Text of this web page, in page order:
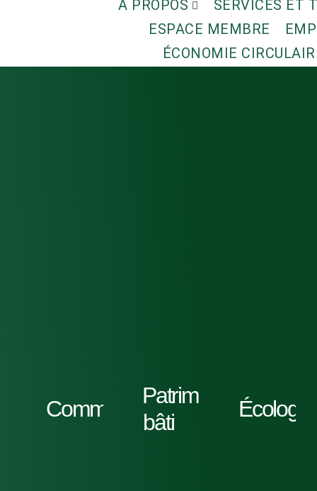
À PROPOS
SERVICES ET
ESPACE MEMBRE
ÉCONOMIE
Communauté
Patrimoine
bâti
Écologie